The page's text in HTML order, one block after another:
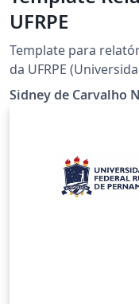
UFRPE
Template para
da UFRPE
Sidney de Carvalho